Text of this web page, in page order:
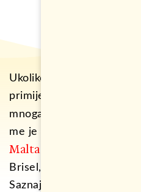
Ukoliko pratite moj sajt,
primijetili da za veoma
mnoga mjesta. Putovanje
me je izašlo oko 400
Maltaoko 250,
Brisel, Minhen….i mnogi
Saznajte kako kreirati